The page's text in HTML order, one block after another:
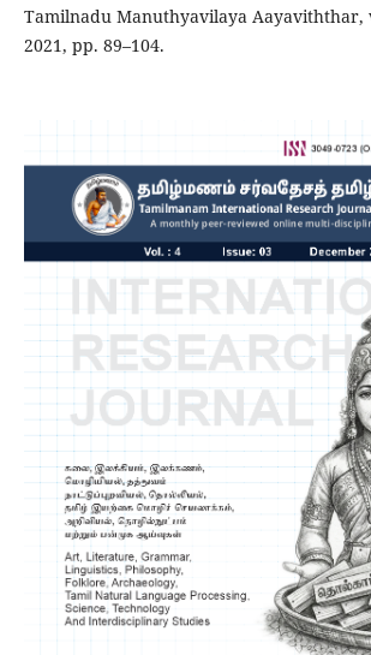
Tamilnadu Manuthyavilaya Aayaviththar,
2021, pp. 89–104.